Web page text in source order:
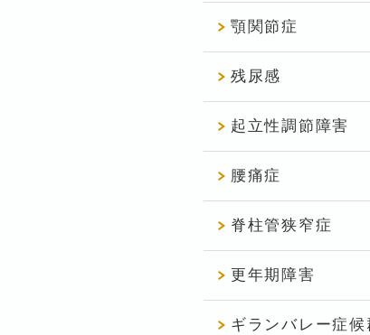
顎関節症
残尿感
起立性調節障害
腰痛症
脊柱管狭窄症
更年期障害
ギランバレー症候